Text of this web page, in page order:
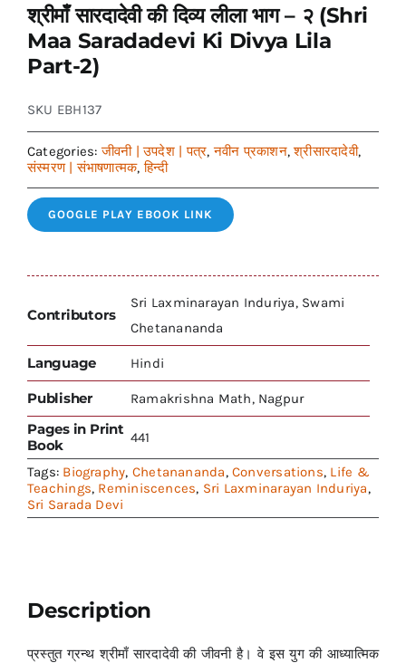
श्रीमाँ सारदादेवी की दिव्य लीला भाग – २ (Shri
Maa Saradadevi Ki Divya Lila
Part-2)
SKU EBH137
Categories:जीवनी | उपदेश | पत्र,नवीन प्रकाशन,श्रीसारदादेवी,
संस्मरण | संभाषणात्मक,हिन्दी
GOOGLE PLAY EBOOK LINK
Contributors
Sri Laxminarayan Induriya, Swami
Chetanananda
Language Hindi
Publisher Ramakrishna Math, Nagpur
Pages in Print
Book
441
Tags: Biography, Chetanananda, Conversations, Life &
Teachings, Reminiscences, Sri Laxminarayan Induriya,
Sri Sarada Devi
Description
प्रस्तुत ग्रन्थ श्रीमाँ सारदादेवी की जीवनी है। वे इस युग की आध्यात्मिक